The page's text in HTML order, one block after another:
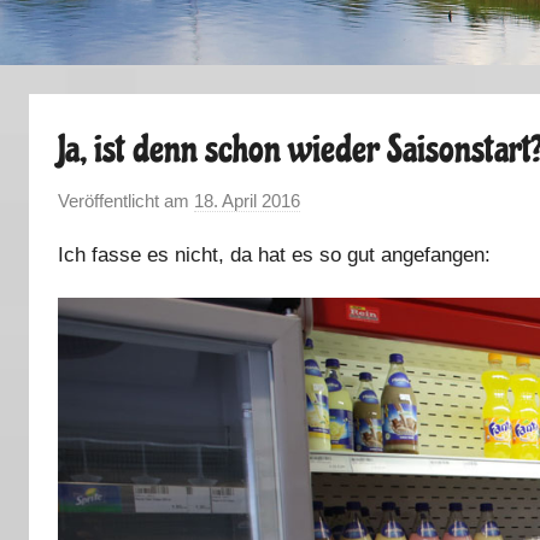
Ja, ist denn schon wieder Saisonstart?
Veröffentlicht am 18. April 2016
n
M
a
r
k
u
Ich fasse es nicht, da hat es so gut angefangen: